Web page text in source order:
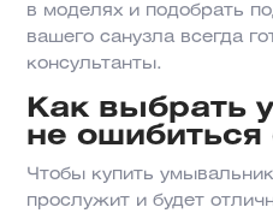
в моделях и подобрать
вашего санузла всегда
консультанты.
Как выбрать
не
Чтобы купить
прослужит и будет